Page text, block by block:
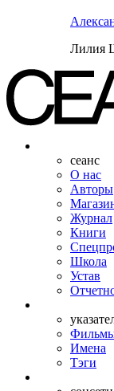
Лилия
сеанс
О нас
Авторы
Журнал
Книги
Школа
Устав
Имена
Тэги